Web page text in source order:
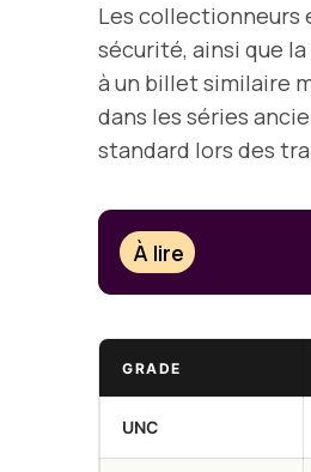
Les collectionneurs
sécurité, ainsi que
à un billet similaire
dans les séries
standard lors des
À lire
GRADE
UNC